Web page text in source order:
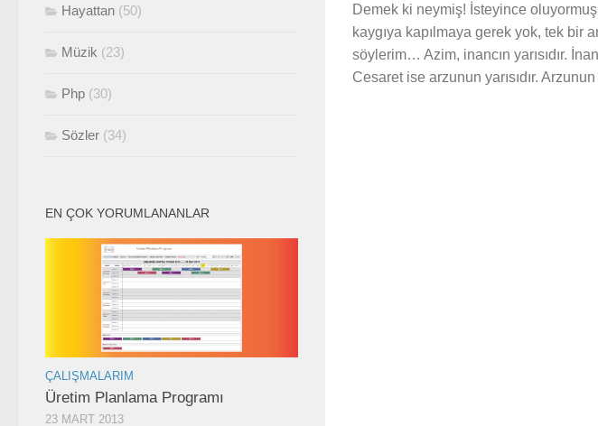
Demek ki neymiş! İsteyince
kaygıya kapılmaya gerek yok, tek bir
söylerim… Azim, inancın yarısıdır.
Cesaret ise arzunun yarısıdır. Arzunun
Hayattan (50)
Müzik (23)
Php (30)
Sözler (34)
EN ÇOK YORUMLANANLAR
ÇALIŞMALARIM
Üretim Planlama Programı
23 MART 2013